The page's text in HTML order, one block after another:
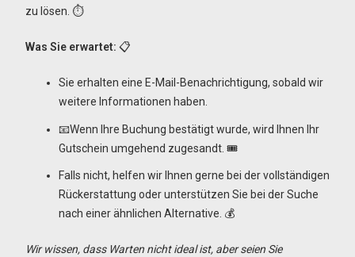
zu lösen. ⏱️
Was Sie erwartet: 📋
Sie erhalten eine E-Mail-Benachrichtigung, sobald wir
weitere Informationen haben.
📧Wenn Ihre Buchung bestätigt wurde, wird Ihnen Ihr
Gutschein umgehend zugesandt. 🎟️
Falls nicht, helfen wir Ihnen gerne bei der vollständigen
Rückerstattung oder unterstützen Sie bei der Suche
nach einer ähnlichen Alternative. 💰
Wir wissen, dass Warten nicht ideal ist, aber seien Sie